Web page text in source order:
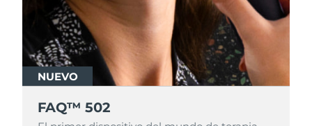
NUEVO
FAQ™ 502